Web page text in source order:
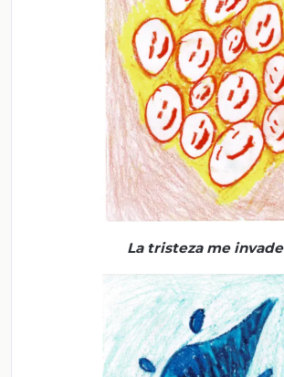
La tristeza me invade